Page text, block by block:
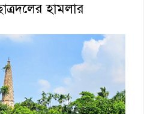
হামলার